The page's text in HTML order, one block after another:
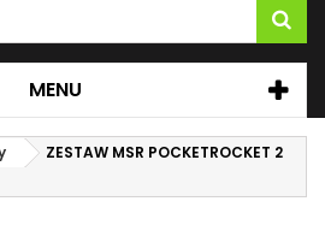
MENU
ZESTAW MSR POCKETROCKET 2